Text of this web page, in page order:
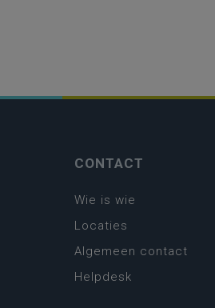
CONTACT
Wie is wie
Locaties
Algemeen contact
Helpdesk